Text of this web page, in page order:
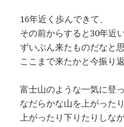
16年近く歩んできて、
その前からすると30年近
ずいぶん来たものだなと思
ここまで来たかと今振り
富士山のような一気に登
なだらかな山を上がった
上がったり下りたりしなが